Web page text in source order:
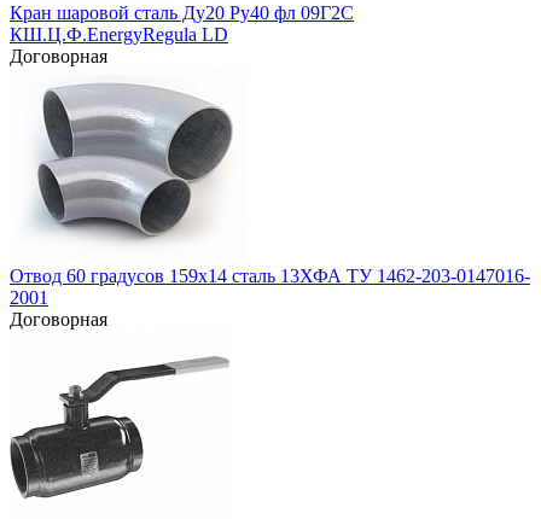
Кран шаровой сталь Ду20 Ру40 фл 09Г2С
КШ.Ц.Ф.EnergyRegula LD
Договорная
Отвод 60 градусов 159х14 сталь 13ХФА ТУ 1462-203-0147016-
2001
Договорная